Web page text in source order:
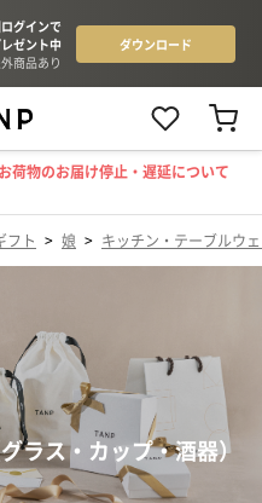
荷物のお届け停止・遅延について
フト > 娘 > キッチン・テーブルウ
ラス・カップ・酒器）